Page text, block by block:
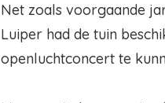
Net zoals voorgaande
Luiper had de tuin
openluchtconcert te